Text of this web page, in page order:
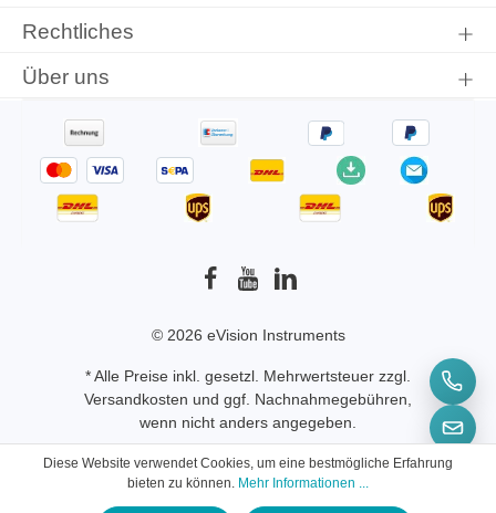
Rechtliches
Über uns
© 2026 eVision Instruments
* Alle Preise inkl. gesetzl. Mehrwertsteuer zzgl.
Versandkosten und ggf. Nachnahmegebühren,
wenn nicht anders angegeben.
Diese Website verwendet Cookies, um eine bestmögliche Erfahrung
bieten zu können. Mehr Informationen ...